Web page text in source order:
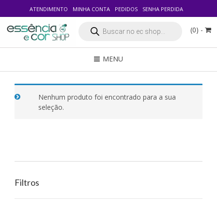
ATENDIMENTO MINHA CONTA PEDIDOS SENHA PERDIDA
produtos (0) -
MENU
Nenhum produto foi encontrado para a sua
seleção.
Filtros